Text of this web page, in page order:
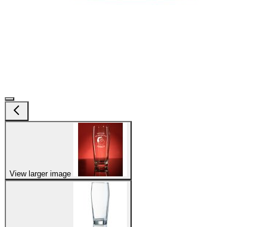
View larger image